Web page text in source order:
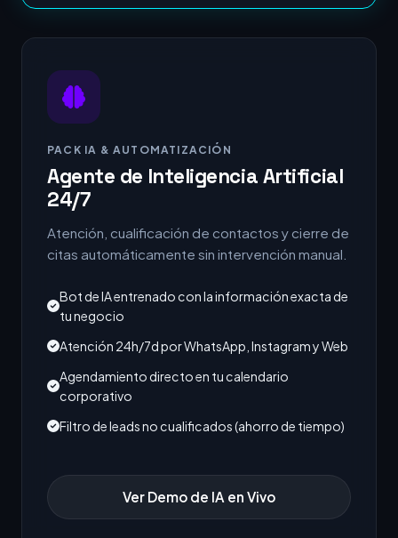
PACK IA & AUTOMATIZACIÓN
Agente de Inteligencia Artificial
24/7
Atención, cualificación de contactos y cierre de
citas automáticamente sin intervención manual.
Bot de IA entrenado con la información exacta de
tu negocio
Atención 24h/7d por WhatsApp, Instagram y Web
Agendamiento directo en tu calendario
corporativo
Filtro de leads no cualificados (ahorro de tiempo)
Ver Demo de IA en Vivo